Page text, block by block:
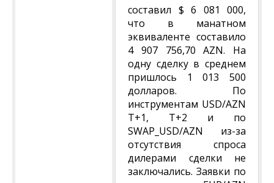
составил $ 6 081 000,
что в манатном
эквиваленте составило
4 907 756,70 AZN. На
одну сделку в среднем
пришлось 1 013 500
долларов. По
инструментам USD/AZN
T+1, T+2 и по
SWAP_USD/AZN из-за
отсутствия спроса
дилерами сделки не
заключались. Заявки по